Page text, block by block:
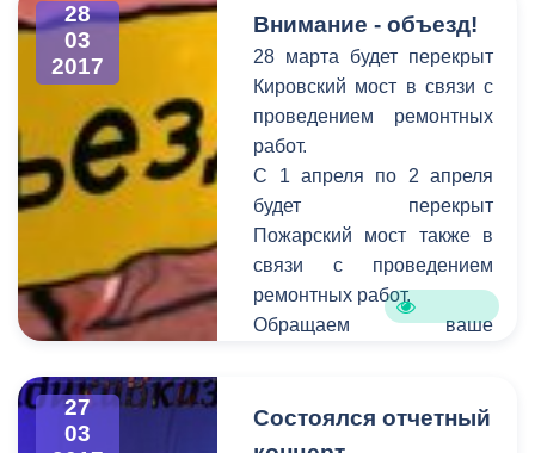
Национального банка РСО-
Алания Юрий Кульчиев.
полутора месяца. Дорога
давно нуждалась в
ремонте, жители улицы
неоднократно обращались
с этой проблемой к
городским властям и
приемную «Единой
России».
28
03
2017
Внимание - объезд!
28 марта будет перекрыт
Кировский мост в связи с
проведением ремонтных
работ.
С 1 апреля по 2 апреля
будет перекрыт
Пожарский мост также в
связи с проведением
ремонтных работ.
Обращаем ваше
своевременно сообщать
информацию о
27
03
Состоялся отчетный